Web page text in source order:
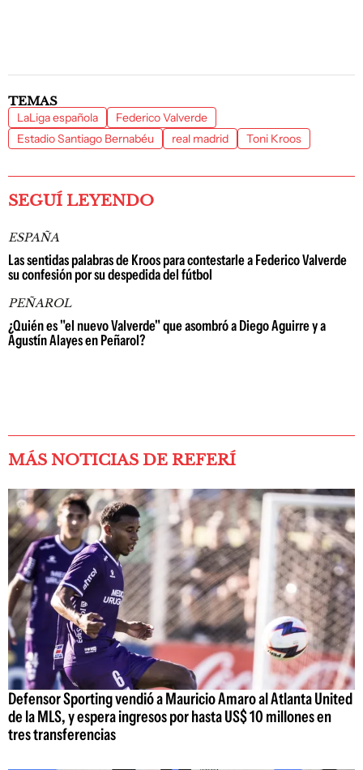
TEMAS
LaLiga española
Federico Valverde
Estadio Santiago Bernabéu
real madrid Toni Kroos
SEGUÍ LEYENDO
ESPAÑA
Las sentidas palabras de Kroos para contestarle a Federico Valverde
su confesión por su despedida del fútbol
PEÑAROL
¿Quién es "el nuevo Valverde" que asombró a Diego Aguirre y a
Agustín Alayes en Peñarol?
MÁS NOTICIAS DE REFERÍ
Defensor Sporting vendió a Mauricio Amaro al Atlanta United
de la MLS, y espera ingresos por hasta US$ 10 millones en
tres transferencias